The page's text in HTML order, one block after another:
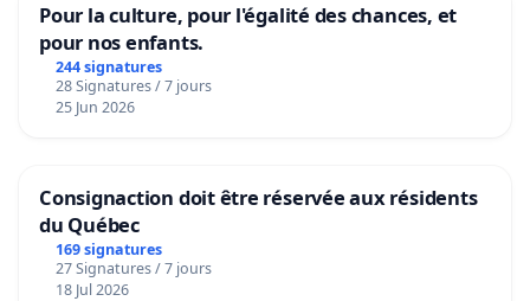
Pour la culture, pour l'égalité des chances, et
pour nos enfants.
244 signatures
28 Signatures / 7 jours
25 Jun 2026
Consignaction doit être réservée aux résidents
du Québec
169 signatures
27 Signatures / 7 jours
18 Jul 2026